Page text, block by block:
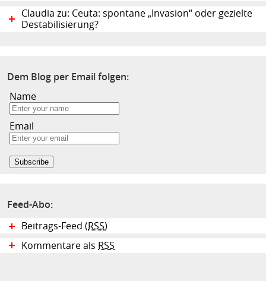
Claudia zu: Ceuta: spontane „Invasion“ oder gezielte
Destabilisierung?
Dem Blog per Email folgen:
Name
Email
Feed-Abo:
Beitrags-Feed (RSS)
Kommentare als RSS